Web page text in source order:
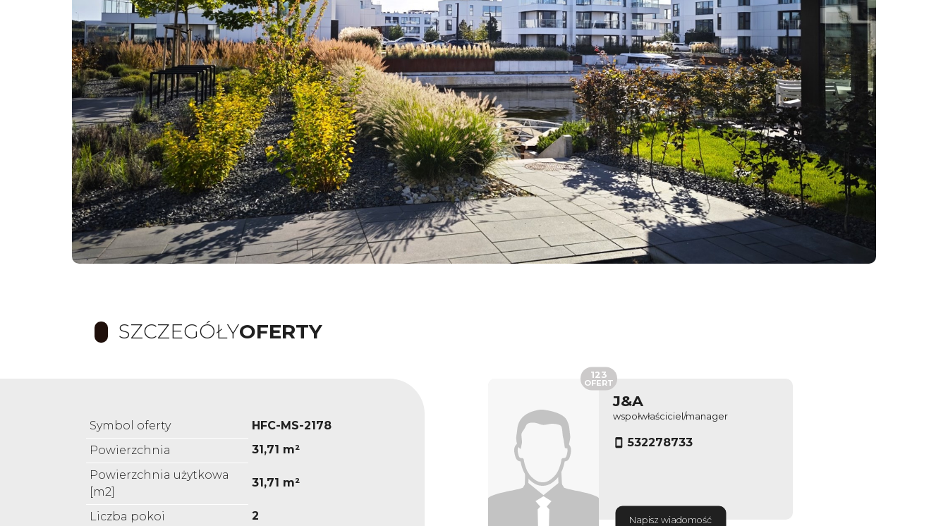
SZCZEGÓŁYOFERTY
Symbol oferty
HFC-MS-2178
Powierzchnia
31,71 m²
Powierzchnia użytkowa
[m2]
31,71 m²
Liczba pokoi
2
J&A
wspołwłaściciel/manager
532278733
Napisz wiadomość
123
OFERT